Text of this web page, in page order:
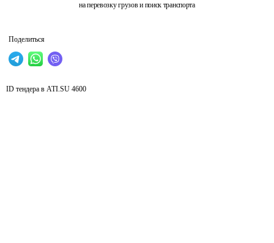
на перевозку грузов и поиск транспорта
Поделиться
ID тендера в ATI.SU 4600